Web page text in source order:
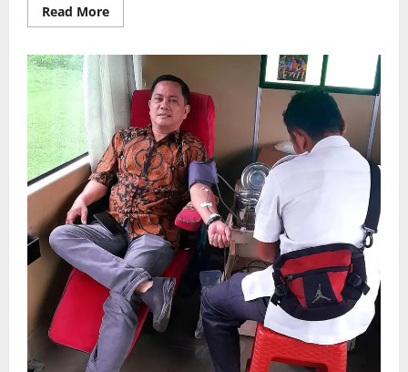
Read MoreRead
more
LRT
Jabodebek
Berlangsung
Saat
Malam,
Tim
Kesehatan
Jaga
Kondisi
Petugas